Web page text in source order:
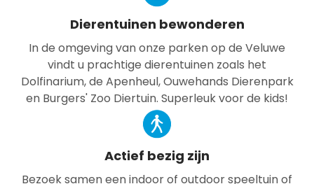
Dierentuinen bewonderen
In de omgeving van onze parken op de Veluwe
vindt u prachtige dierentuinen zoals het
Dolfinarium, de Apenheul, Ouwehands Dierenpark
en Burgers' Zoo Diertuin. Superleuk voor de kids!
Actief bezig zijn
Bezoek samen een indoor of outdoor speeltuin of